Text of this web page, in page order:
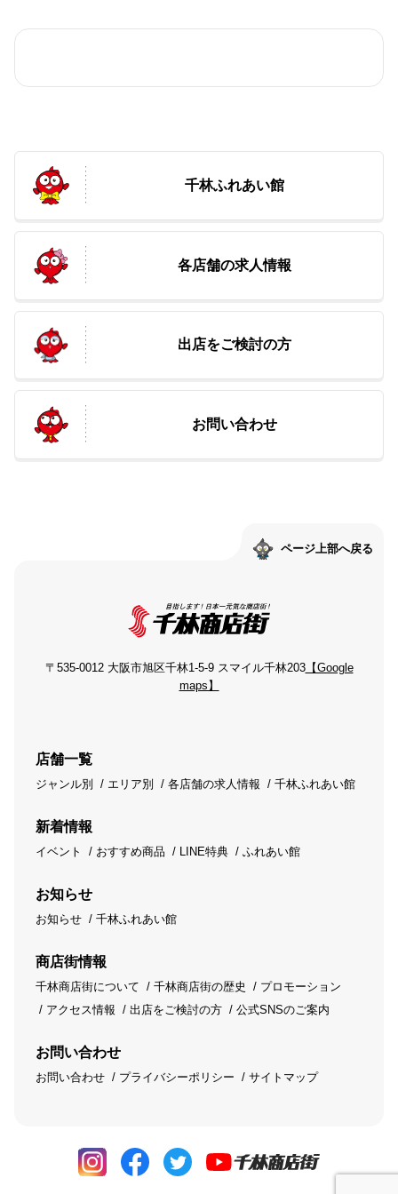
千林ふれあい館
各店舗の求人情報
出店をご検討の方
お問い合わせ
ページ上部へ戻る
〒535-0012 大阪市旭区千林1-5-9 スマイル千林203【Google
maps】
店舗一覧
ジャンル別 エリア別 各店舗の求人情報 千林ふれあい館
新着情報
イベント おすすめ商品 LINE特典 ふれあい館
お知らせ
お知らせ 千林ふれあい館
商店街情報
千林商店街について 千林商店街の歴史
プロモーション
アクセス情報
出店をご検討の方 公式SNSのご案内
お問い合わせ
お問い合わせ プライバシーポリシー サイトマップ